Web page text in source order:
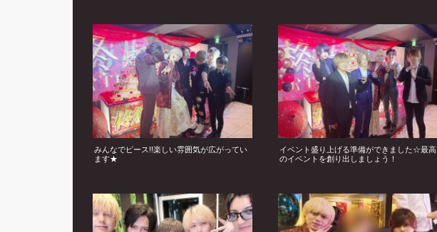
みんなでピース!!楽しい雰囲気が広がってい
ます★
イベント盛り上げる準備ができました☆最高
のイベントを創り出しましょう！